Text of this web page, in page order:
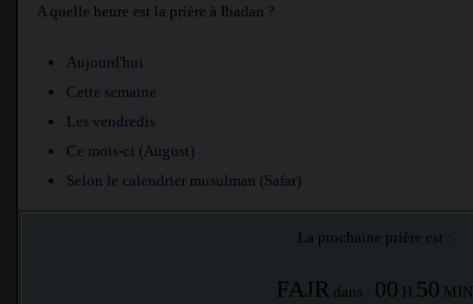
A quelle heure est la prière à Ibadan ?
Aujourd'hui
Cette semaine
Les vendredis
Ce mois-ci (August)
Selon le calendrier musulman (Safar)
La prochaine prière est :
FAJR dans : 00 H 50 MIN